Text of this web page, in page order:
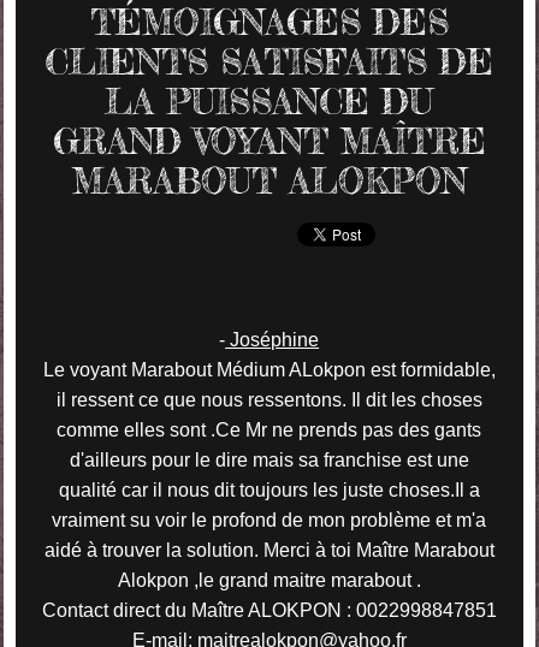
TÉMOIGNAGES DES
CLIENTS SATISFAITS DE
LA PUISSANCE DU
GRAND VOYANT MAÎTRE
MARABOUT ALOKPON
- Joséphine
Le voyant Marabout Médium ALokpon est formidable,
il ressent ce que nous ressentons. Il dit les choses
comme elles sont .Ce Mr ne prends pas des gants
d'ailleurs pour le dire mais sa franchise est une
qualité car il nous dit toujours les juste choses.Il a
vraiment su voir le profond de mon problème et m'a
aidé à trouver la solution. Merci à toi Maître Marabout
Alokpon ,le grand maitre marabout .
Contact direct du Maître ALOKPON : 0022998847851
E-mail: maitrealokpon@yahoo.fr